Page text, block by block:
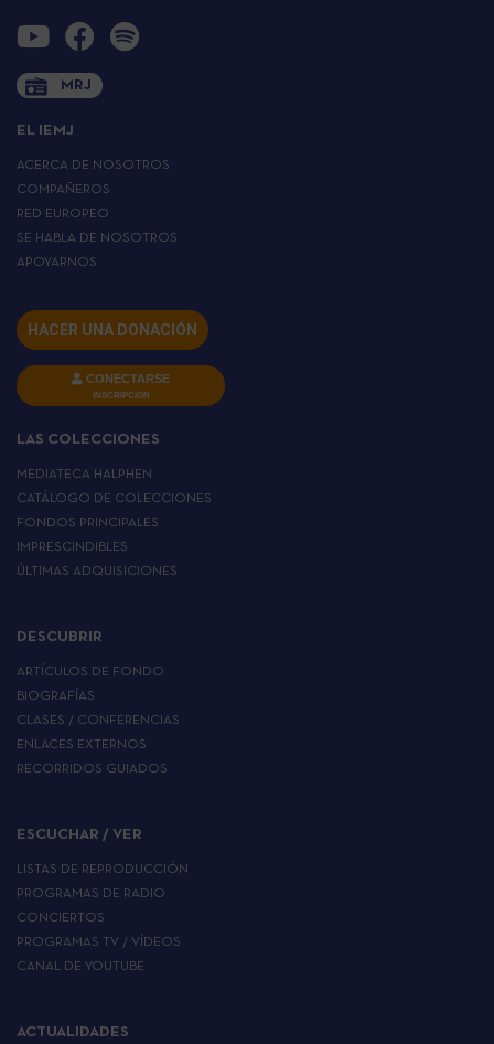
MRJ
EL IEMJ
ACERCA DE NOSOTROS
COMPAÑEROS
RED EUROPEO
SE HABLA DE NOSOTROS
APOYARNOS
HACER UNA DONACIÓN
CONECTARSE
INSCRIPCIÓN
LAS COLECCIONES
MEDIATECA HALPHEN
CATÁLOGO DE COLECCIONES
FONDOS PRINCIPALES
IMPRESCINDIBLES
ÚLTIMAS ADQUISICIONES
DESCUBRIR
ARTÍCULOS DE FONDO
BIOGRAFÍAS
CLASES / CONFERENCIAS
ENLACES EXTERNOS
RECORRIDOS GUIADOS
ESCUCHAR / VER
LISTAS DE REPRODUCCIÓN
PROGRAMAS DE RADIO
CONCIERTOS
PROGRAMAS TV / VÍDEOS
CANAL DE YOUTUBE
ACTUALIDADES